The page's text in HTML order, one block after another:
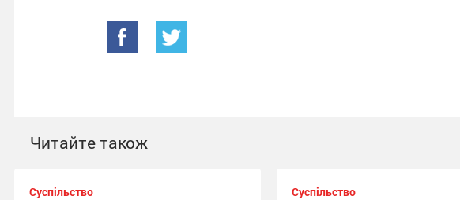
Читайте також
Суспільство Суспільство